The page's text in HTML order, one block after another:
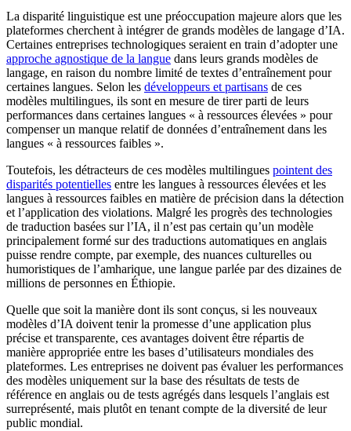
La disparité linguistique est une préoccupation majeure alors que les
plateformes cherchent à intégrer de grands modèles de langage d’IA.
Certaines entreprises technologiques seraient en train d’adopter une
approche agnostique de la langue dans leurs grands modèles de
langage, en raison du nombre limité de textes d’entraînement pour
certaines langues. Selon les développeurs et partisans de ces
modèles multilingues, ils sont en mesure de tirer parti de leurs
performances dans certaines langues « à ressources élevées » pour
compenser un manque relatif de données d’entraînement dans les
langues « à ressources faibles ».
Toutefois, les détracteurs de ces modèles multilingues pointent des
disparités potentielles entre les langues à ressources élevées et les
langues à ressources faibles en matière de précision dans la détection
et l’application des violations. Malgré les progrès des technologies
de traduction basées sur l’IA, il n’est pas certain qu’un modèle
principalement formé sur des traductions automatiques en anglais
puisse rendre compte, par exemple, des nuances culturelles ou
humoristiques de l’amharique, une langue parlée par des dizaines de
millions de personnes en Éthiopie.
Quelle que soit la manière dont ils sont conçus, si les nouveaux
modèles d’IA doivent tenir la promesse d’une application plus
précise et transparente, ces avantages doivent être répartis de
manière appropriée entre les bases d’utilisateurs mondiales des
plateformes. Les entreprises ne doivent pas évaluer les performances
des modèles uniquement sur la base des résultats de tests de
référence en anglais ou de tests agrégés dans lesquels l’anglais est
surreprésenté, mais plutôt en tenant compte de la diversité de leur
public mondial.